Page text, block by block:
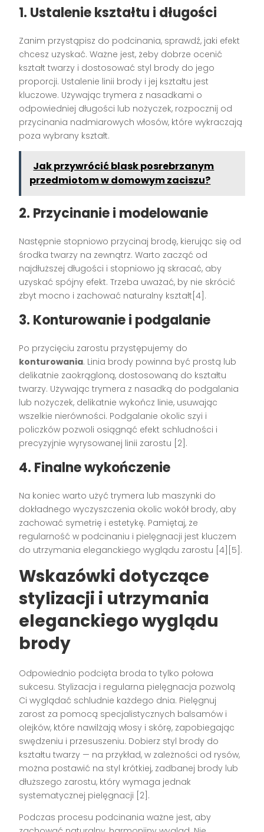
1. Ustalenie kształtu i długości
Zanim przystąpisz do podcinania, sprawdź, jaki efekt
chcesz uzyskać. Ważne jest, żeby dobrze ocenić
kształt twarzy i dostosować styl brody do jego
proporcji. Ustalenie linii brody i jej kształtu jest
kluczowe. Używając trymera z nasadkami o
odpowiedniej długości lub nożyczek, rozpocznij od
przycinania nadmiarowych włosów, które wykraczają
poza wybrany kształt.
Jak przywrócić blask posrebrzanym
przedmiotom w domowym zaciszu?
2. Przycinanie i modelowanie
Następnie stopniowo przycinaj brodę, kierując się od
środka twarzy na zewnątrz. Warto zacząć od
najdłuższej długości i stopniowo ją skracać, aby
uzyskać spójny efekt. Trzeba uważać, by nie skrócić
zbyt mocno i zachować naturalny kształt[4].
3. Konturowanie i podgalanie
Po przycięciu zarostu przystępujemy do
konturowania. Linia brody powinna być prostą lub
delikatnie zaokrągloną, dostosowaną do kształtu
twarzy. Używając trymera z nasadką do podgalania
lub nożyczek, delikatnie wykończ linie, usuwając
wszelkie nierówności. Podgalanie okolic szyi i
policzków pozwoli osiągnąć efekt schludności i
precyzyjnie wyrysowanej linii zarostu [2].
4. Finalne wykończenie
Na koniec warto użyć trymera lub maszynki do
dokładnego wyczyszczenia okolic wokół brody, aby
zachować symetrię i estetykę. Pamiętaj, że
regularność w podcinaniu i pielęgnacji jest kluczem
do utrzymania eleganckiego wyglądu zarostu [4][5].
Wskazówki dotyczące
stylizacji i utrzymania
eleganckiego wyglądu
brody
Odpowiednio podcięta broda to tylko połowa
sukcesu. Stylizacja i regularna pielęgnacja pozwolą
Ci wyglądać schludnie każdego dnia. Pielęgnuj
zarost za pomocą specjalistycznych balsamów i
olejków, które nawilżają włosy i skórę, zapobiegając
swędzeniu i przesuszeniu. Dobierz styl brody do
kształtu twarzy — na przykład, w zależności od rysów,
można postawić na styl krótkiej, zadbanej brody lub
dłuższego zarostu, który wymaga jednak
systematycznej pielęgnacji [2].
Podczas procesu podcinania ważne jest, aby